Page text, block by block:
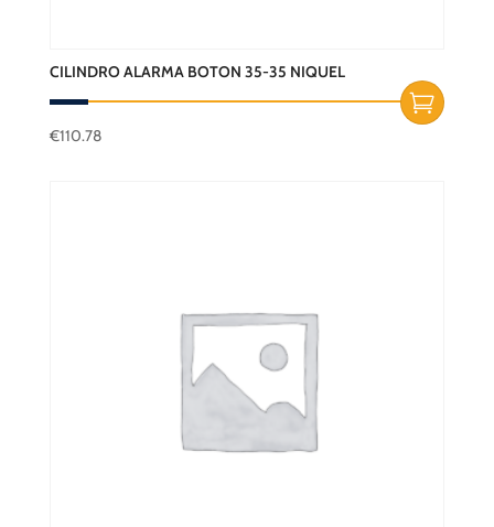
CILINDRO ALARMA BOTON 35-35 NIQUEL
€110.78